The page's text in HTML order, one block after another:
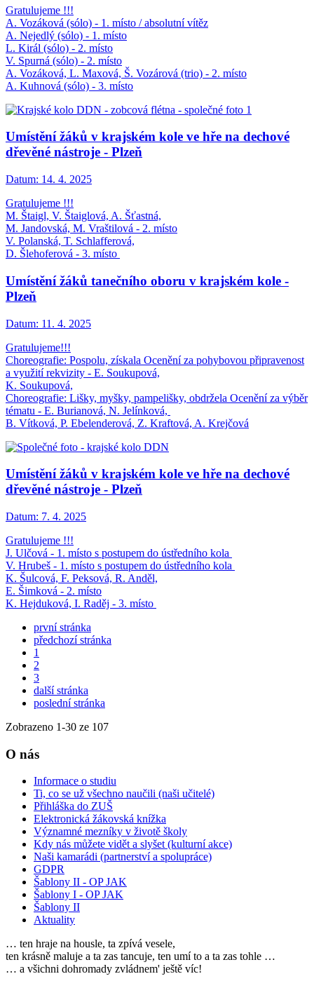
Gratulujeme !!!
A. Vozáková (sólo) - 1. místo / absolutní vítěz
A. Nejedlý (sólo) - 1. místo
L. Királ (sólo) - 2. místo
V. Spurná (sólo) - 2. místo
A. Vozáková, L. Maxová, Š. Vozárová (trio) - 2. místo
A. Kuhnová (sólo) - 3. místo
Umístění žáků v krajském kole ve hře na dechové
dřevěné nástroje - Plzeň
Datum: 14. 4. 2025
Gratulujeme !!!
M. Štaigl, V. Štaiglová, A. Šťastná,
M. Jandovská, M. Vraštilová - 2. místo
V. Polanská, T. Schlafferová,
D. Šlehoferová - 3. místo
Umístění žáků tanečního oboru v krajském kole -
Plzeň
Datum: 11. 4. 2025
Gratulujeme!!!
Choreografie: Pospolu, získala Ocenění za pohybovou připravenost
a využití rekvizity - E. Soukupová,
K. Soukupová,
Choreografie: Lišky, myšky, pampelišky, obdržela Ocenění za výběr
tématu - E. Burianová, N. Jelínková,
B. Vítková, P. Ebelenderová, Z. Kraftová, A. Krejčová
Umístění žáků v krajském kole ve hře na dechové
dřevěné nástroje - Plzeň
Datum: 7. 4. 2025
Gratulujeme !!!
J. Ulčová - 1. místo s postupem do ústředního kola
V. Hrubeš - 1. místo s postupem do ústředního kola
K. Šulcová, F. Peksová, R. Anděl,
E. Šimková - 2. místo
K. Hejduková, I. Raděj - 3. místo
první stránka
předchozí stránka
1
2
3
další stránka
poslední stránka
Zobrazeno 1-30 ze 107
O nás
Informace o studiu
Ti, co se už všechno naučili (naši učitelé)
Přihláška do ZUŠ
Elektronická žákovská knížka
Významné mezníky v životě školy
Kdy nás můžete vidět a slyšet (kulturní akce)
Naši kamarádi (partnerství a spolupráce)
GDPR
Šablony II - OP JAK
Šablony I - OP JAK
Šablony II
Aktuality
… ten hraje na housle, ta zpívá vesele,
ten krásně maluje a ta zas tancuje, ten umí to a ta zas tohle …
… a všichni dohromady zvládnem' ještě víc!